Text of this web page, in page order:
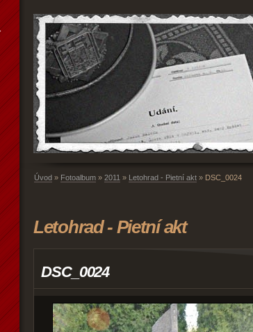
Úvod » Fotoalbum » 2011 » Letohrad - Pietní akt » DSC_0024
Letohrad - Pietní akt
DSC_0024